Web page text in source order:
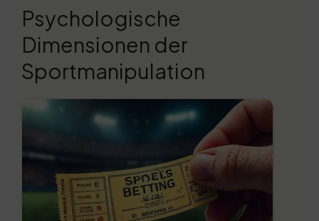
Psychologische
Dimensionen der
Sportmanipulation